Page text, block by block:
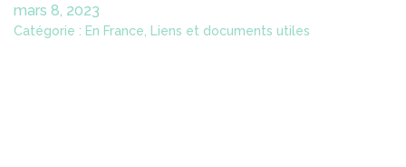
mars 8, 2023
Catégorie : En France, Liens et documents utiles